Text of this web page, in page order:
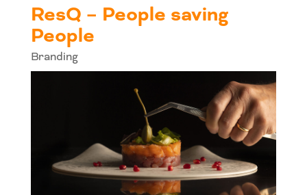
ResQ – People saving
People
Branding